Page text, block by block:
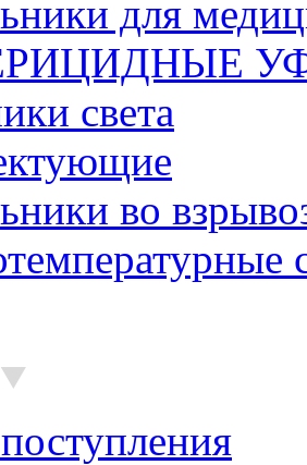
для
света
во